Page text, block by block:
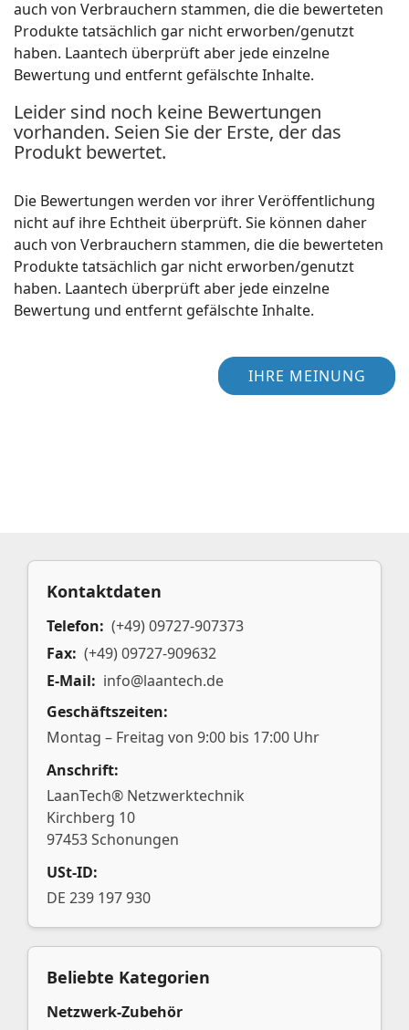
auch von Verbrauchern stammen, die die bewerteten
Produkte tatsächlich gar nicht erworben/genutzt
haben. Laantech überprüft aber jede einzelne
Bewertung und entfernt gefälschte Inhalte.
Leider sind noch keine Bewertungen
vorhanden. Seien Sie der Erste, der das
Produkt bewertet.
Die Bewertungen werden vor ihrer Veröffentlichung
nicht auf ihre Echtheit überprüft. Sie können daher
auch von Verbrauchern stammen, die die bewerteten
Produkte tatsächlich gar nicht erworben/genutzt
haben. Laantech überprüft aber jede einzelne
Bewertung und entfernt gefälschte Inhalte.
IHRE MEINUNG
Kontaktdaten
Telefon: (+49) 09727-907373
Fax: (+49) 09727-909632
E-Mail: info@laantech.de
Geschäftszeiten:
Montag – Freitag von 9:00 bis 17:00 Uhr
Anschrift:
LaanTech® Netzwerktechnik
Kirchberg 10
97453 Schonungen
USt-ID:
DE 239 197 930
Beliebte Kategorien
Netzwerk-Zubehör